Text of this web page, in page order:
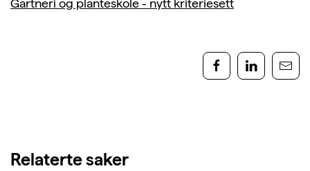
Gartneri og planteskole - nytt kriteriesett
Relaterte saker